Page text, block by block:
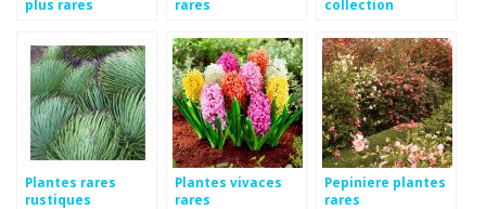
plus rares
rares
collection
Plantes rares
rustiques
Plantes vivaces
rares
Pepiniere plantes
rares